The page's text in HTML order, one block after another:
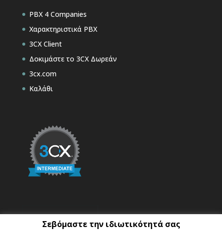
PBX 4 Companies
Χαρακτηριστικά PBX
3CX Client
Δοκιμάστε το 3CX Δωρεάν
3cx.com
Καλάθι
Σεβόμαστε την ιδιωτικότητά σας